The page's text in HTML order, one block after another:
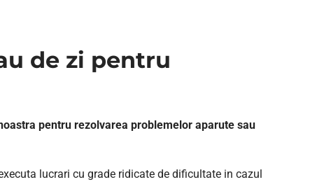
de zi pentru
pentru rezolvarea problemelor aparute sau
lucrari cu grade ridicate de dificultate in cazul